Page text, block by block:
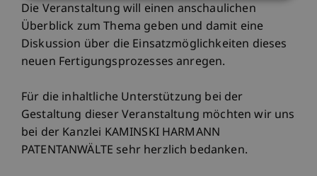
Die Veranstaltung will einen anschaulichen
Überblick zum Thema geben und damit eine
Diskussion über die Einsatzmöglichkeiten dieses
neuen Fertigungsprozesses anregen.
Für die inhaltliche Unterstützung bei der
Gestaltung dieser Veranstaltung möchten wir uns
bei der Kanzlei KAMINSKI HARMANN
PATENTANWÄLTE sehr herzlich bedanken.